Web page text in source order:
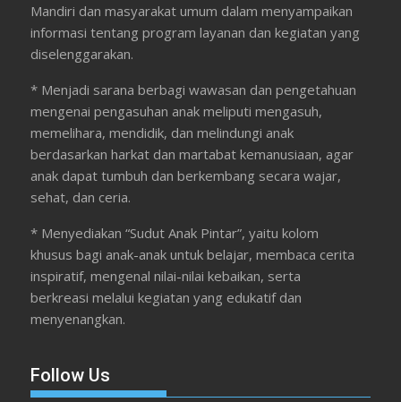
Mandiri dan masyarakat umum dalam menyampaikan
informasi tentang program layanan dan kegiatan yang
diselenggarakan.
* Menjadi sarana berbagi wawasan dan pengetahuan
mengenai pengasuhan anak meliputi mengasuh,
memelihara, mendidik, dan melindungi anak
berdasarkan harkat dan martabat kemanusiaan, agar
anak dapat tumbuh dan berkembang secara wajar,
sehat, dan ceria.
* Menyediakan “Sudut Anak Pintar”, yaitu kolom
khusus bagi anak-anak untuk belajar, membaca cerita
inspiratif, mengenal nilai-nilai kebaikan, serta
berkreasi melalui kegiatan yang edukatif dan
menyenangkan.
Follow Us